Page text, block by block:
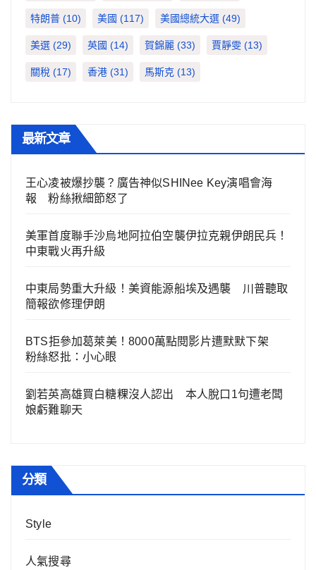
特朗普 (10) 美國 (117) 美國總統大選 (49)
美選 (29) 英國 (14) 賀錦麗 (33) 賈靜雯 (13)
關稅 (17) 香港 (31) 馬斯克 (13)
最新文章
王心凌被爆抄襲？廣告神似SHINee Key演唱會海
報 粉絲揪細節怒了
美軍首度聯手沙烏地阿拉伯空襲伊拉克親伊朗民兵！
中東戰火再升級
中東局勢重大升級！美資能源船埃及遇襲 川普聽取
簡報欲修理伊朗
BTS拒參加葛萊美！8000萬點閱影片遭默默下架
粉絲怒批：小心眼
劉若英高雄買白糖粿沒人認出 本人脫口1句遭老闆
娘虧難聊天
分類
Style
人氣搜尋